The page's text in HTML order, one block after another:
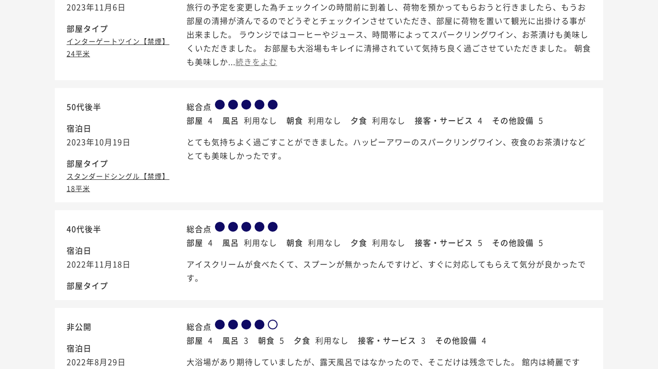
2023年11月6日
部屋タイプ
インターゲートツイン【禁煙】
24平米
旅行の予定を変更した為チェックインの時間前に到着し、荷物を預かってもらおうと行きましたら、もうお
部屋の清掃が済んでるのでどうぞとチェックインさせていただき、部屋に荷物を置いて観光に出掛ける事が
出来ました。 ラウンジではコーヒーやジュース、時間帯によってスパークリングワイン、お茶漬けも美味し
くいただきました。 お部屋も大浴場もキレイに清掃されていて気持ち良く過ごさせていただきました。 朝食
も美味しか...続きをよむ
50代後半
宿泊日
2023年10月19日
部屋タイプ
スタンダードシングル【禁煙】
18平米
総合点
部屋 4 風呂 利用なし 朝食 利用なし 夕食 利用なし 接客・サービス 4 その他設備 5
とても気持ちよく過ごすことができました。ハッピーアワーのスパークリングワイン、夜食のお茶漬けなど
とても美味しかったです。
40代後半
宿泊日
2022年11月18日
部屋タイプ
総合点
部屋 4 風呂 利用なし 朝食 利用なし 夕食 利用なし 接客・サービス 5 その他設備 5
アイスクリームが食べたくて、スプーンが無かったんですけど、すぐに対応してもらえて気分が良かったで
す。
非公開
宿泊日
2022年8月29日
総合点
部屋 4 風呂 3 朝食 5 夕食 利用なし 接客・サービス 3 その他設備 4
大浴場があり期待していましたが、露天風呂ではなかったので、そこだけは残念でした。 館内は綺麗です